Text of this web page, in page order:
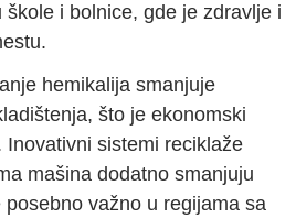
i bolnice, gde je zdravlje i
hemikalija smanjuje
što je ekonomski
Inovativni sistemi reciklaže
mašina dodatno smanjuju
važno u regijama sa